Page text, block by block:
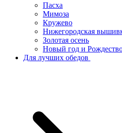
Пасха
Мимоза
Кружево
Нижегородская
Золотая осень
Новый год и
Для лучших обедов